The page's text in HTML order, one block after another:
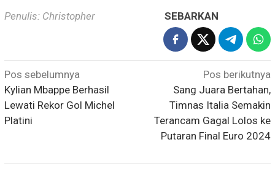
Penulis: Christopher SEBARKAN
Navigasi
pos
Pos sebelumnya
Kylian Mbappe Berhasil
Lewati Rekor Gol Michel
Platini
Pos berikutnya
Sang Juara Bertahan,
Timnas Italia Semakin
Terancam Gagal Lolos ke
Putaran Final Euro 2024